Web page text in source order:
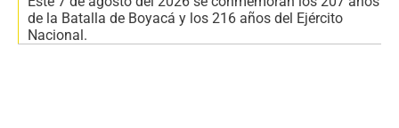
de la Batalla de Boyacá y los 216 años del Ejército
Nacional.